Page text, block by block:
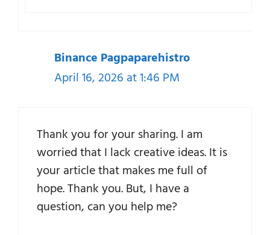
Binance Pagpaparehistro
April 16, 2026 at 1:46 PM
Thank you for your sharing. I am
worried that I lack creative ideas. It is
your article that makes me full of
hope. Thank you. But, I have a
question, can you help me?